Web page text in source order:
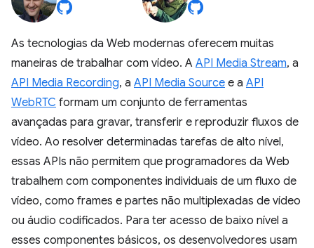
As tecnologias da Web modernas oferecem muitas
maneiras de trabalhar com vídeo. A API Media Stream, a
API Media Recording, a API Media Source e a API
WebRTC formam um conjunto de ferramentas
avançadas para gravar, transferir e reproduzir fluxos de
vídeo. Ao resolver determinadas tarefas de alto nível,
essas APIs não permitem que programadores da Web
trabalhem com componentes individuais de um fluxo de
vídeo, como frames e partes não multiplexadas de vídeo
ou áudio codificados. Para ter acesso de baixo nível a
esses componentes básicos, os desenvolvedores usam